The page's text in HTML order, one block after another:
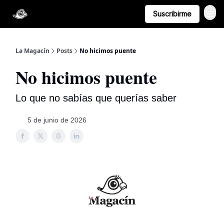
Suscribirme
La Magacín Posts No hicimos puente
No hicimos puente
Lo que no sabías que querías saber
5 de junio de 2026